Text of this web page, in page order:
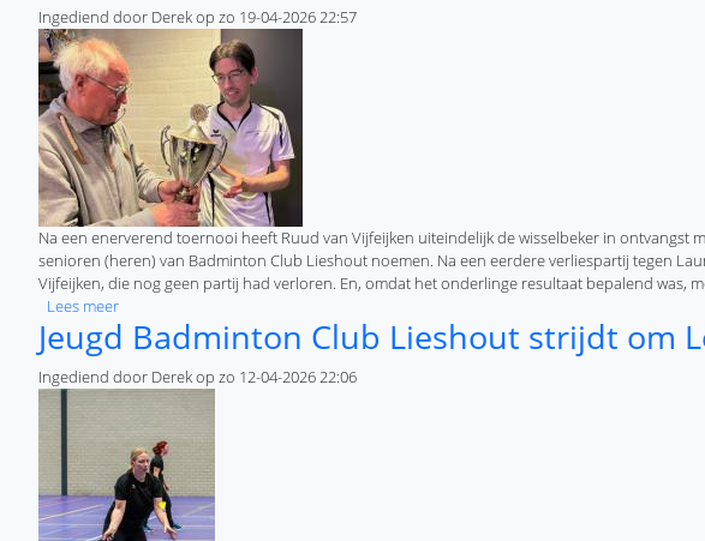
Ingediend door Derekop zo 19-04-2026 22:57
Na een enerverend toernooi heeft Ruud van Vijfeijken uiteindelijk de wisselbeker in ontvangst
senioren (heren) van Badminton Club Lieshout noemen. Na een eerdere verliespartij tegen
Vijfeijken, die nog geen partij had verloren. En, omdat het onderlinge resultaat bepalend was,
Lees meerover Ruud van Vijfeijken nieuwe “Single Clubkampioen” Badminton Club Lieshout
Jeugd Badminton Club Lieshout strijdt om
Ingediend door Derekop zo 12-04-2026 22:06